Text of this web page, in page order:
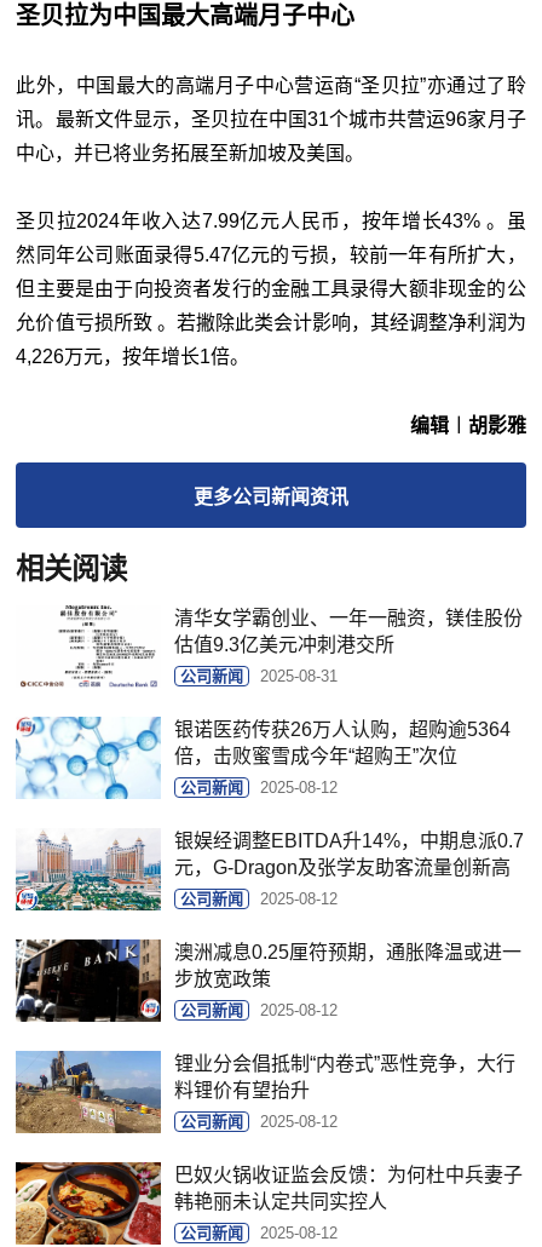
圣贝拉为中国最大高端月子中心
此外，中国最大的高端月子中心营运商“圣贝拉”亦通过了聆
讯。最新文件显示，圣贝拉在中国31个城市共营运96家月子
中心，并已将业务拓展至新加坡及美国。
圣贝拉2024年收入达7.99亿元人民币，按年增长43% 。虽
然同年公司账面录得5.47亿元的亏损，较前一年有所扩大，
但主要是由于向投资者发行的金融工具录得大额非现金的公
允价值亏损所致 。若撇除此类会计影响，其经调整净利润为
4,226万元，按年增长1倍。
编辑︱胡影雅
更多公司新闻资讯
相关阅读
清华女学霸创业、一年一融资，镁佳股份
估值9.3亿美元冲刺港交所
公司新闻 2025-08-31
银诺医药传获26万人认购，超购逾5364
倍，击败蜜雪成今年“超购王”次位
公司新闻 2025-08-12
银娱经调整EBITDA升14%，中期息派0.7
元，G-Dragon及张学友助客流量创新高
公司新闻 2025-08-12
澳洲减息0.25厘符预期，通胀降温或进一
步放宽政策
公司新闻 2025-08-12
锂业分会倡抵制“内卷式”恶性竞争，大行
料锂价有望抬升
公司新闻 2025-08-12
巴奴火锅收证监会反馈：为何杜中兵妻子
韩艳丽未认定共同实控人
公司新闻 2025-08-12